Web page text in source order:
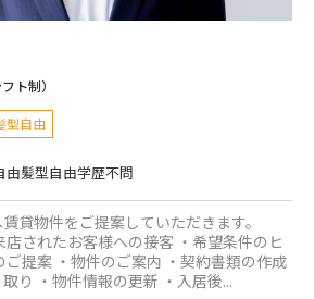
ト制）
型自由
由髪型自由学歴不問
貸物件をご提案していただきます。
店されたお客様への接客 ・希望条件のヒ
ご提案 ・物件のご案内 ・契約書類の作成
り ・物件情報の更新 ・入居後...